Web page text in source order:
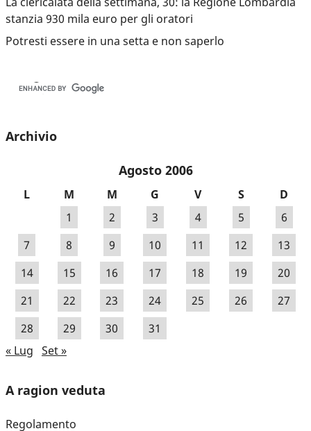
stanzia 930 mila euro per gli oratori
Potresti essere in una setta e non saperlo
Archivio
Agosto 2006
L M M G V S
D
1
2 3 4 5
6
7
8 9 10 11 12
13
14
15 16 17 18 19
20
21
22 23 24 25 26
27
28
29 30
31
« Lug Set »
A ragion veduta
Regolamento